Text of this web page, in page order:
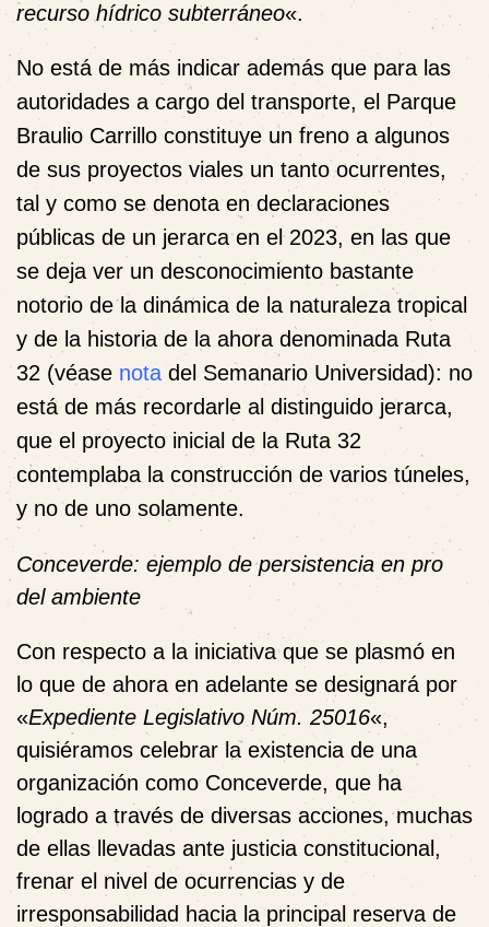
recurso hídrico subterráneo«.
No está de más indicar además que para las
autoridades a cargo del transporte, el Parque
Braulio Carrillo constituye un freno a algunos
de sus proyectos viales un tanto ocurrentes,
tal y como se denota en declaraciones
públicas de un jerarca en el 2023, en las que
se deja ver un desconocimiento bastante
notorio de la dinámica de la naturaleza tropical
y de la historia de la ahora denominada Ruta
32 (véase nota del Semanario Universidad): no
está de más recordarle al distinguido jerarca,
que el proyecto inicial de la Ruta 32
contemplaba la construcción de varios túneles,
y no de uno solamente.
Conceverde: ejemplo de persistencia en pro
del ambiente
Con respecto a la iniciativa que se plasmó en
lo que de ahora en adelante se designará por
«Expediente Legislativo Núm. 25016«,
quisiéramos celebrar la existencia de una
organización como Conceverde, que ha
logrado a través de diversas acciones, muchas
de ellas llevadas ante justicia constitucional,
frenar el nivel de ocurrencias y de
irresponsabilidad hacia la principal reserva de